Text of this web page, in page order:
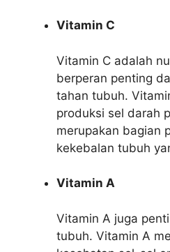
Vitamin C
Vitamin C adalah
berperan penting
tahan tubuh.
produksi sel darah
merupakan bagian
kekebalan tubuh
Vitamin A
Vitamin A juga
tubuh. Vitamin A